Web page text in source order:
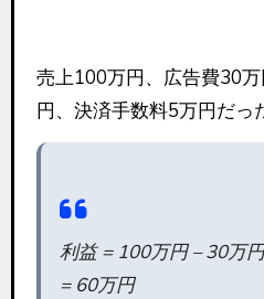
売上100万円、広告費30
円、決済手数料5万円だっ
利益 = 100万円 – 30万
= 60万円